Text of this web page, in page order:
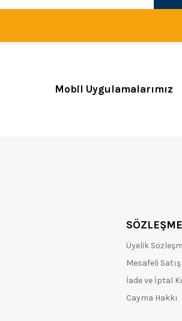
Mobil Uygulamalarımız
Üyelik
Mesafeli
İade ve İptal
Cayma Hakkı